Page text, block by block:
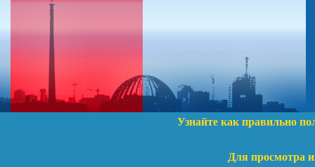
Узнайте как правильно
Для просмотра